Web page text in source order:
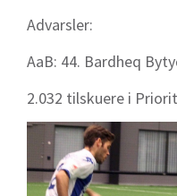
Advarsler:
AaB: 44. Bardheq
2.032 tilskuere i